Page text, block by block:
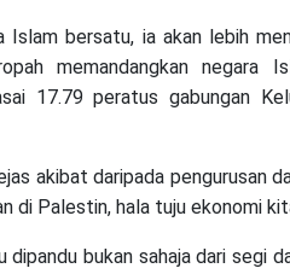
Islam bersatu, ia akan lebih
memandangkan negara
17.79 peratus gabungan
akibat daripada pengurusan
di Palestin, hala tuju ekonomi
dipandu bukan sahaja dari segi